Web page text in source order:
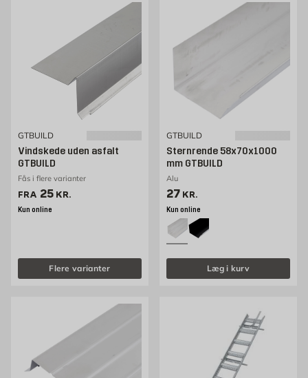
GTBUILD
Vindskede uden asfalt
GTBUILD
Fås i flere varianter
FRA Pris 25 kr. /stk
25 KR.
Kun online
Flere varianter
GTBUILD
Sternrende 58x70x1000
mm GTBUILD
Alu
Pris 27 kr. /stk
27 KR.
Kun online
Læg i kurv